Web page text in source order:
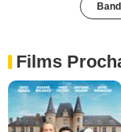
Films